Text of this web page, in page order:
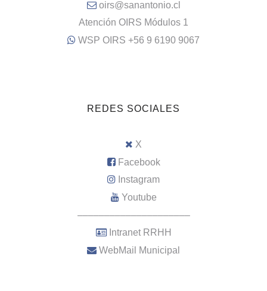
oirs@sanantonio.cl
Atención OIRS Módulos 1
WSP OIRS +56 9 6190 9067
REDES SOCIALES
X
Facebook
Instagram
Youtube
–––––––––––––––––––––
Intranet RRHH
WebMail Municipal